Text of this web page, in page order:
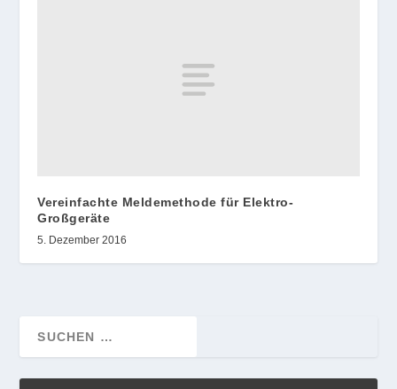
Vereinfachte Meldemethode für Elektro-
Großgeräte
5. Dezember 2016